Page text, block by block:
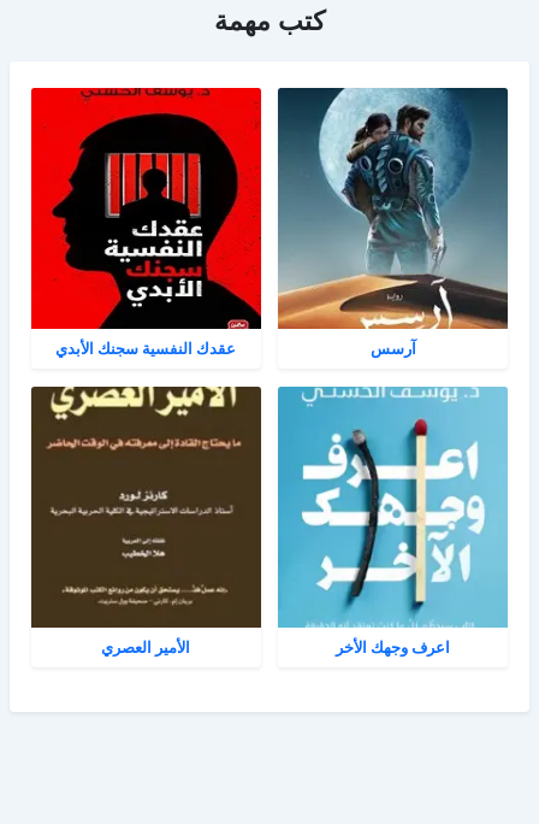
كتب مهمة
آرسس عقدك النفسية سجنك الأبدي
اعرف وجهك الأخر الأمير العصري